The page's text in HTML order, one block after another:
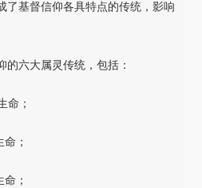
了基督信仰各具特点的传统，影响
六大属灵传统，包括：
命；
；
；